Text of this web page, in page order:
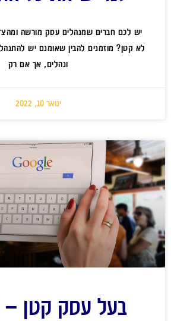
יש לכם חברים שמנהלים עסק מורשה
לא קטן? מוזמנים להבין שאומנם יש
ונהלים, אך אם רק
ינואר 10, 2022
בעל עסק קטן –